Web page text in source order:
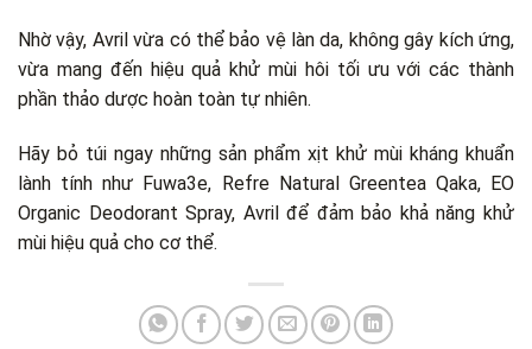
Nhờ vậy, Avril vừa có thể bảo vệ làn da, không gây kích ứng,
vừa mang đến hiệu quả khử mùi hôi tối ưu với các thành
phần thảo dược hoàn toàn tự nhiên.
Hãy bỏ túi ngay những sản phẩm xịt khử mùi kháng khuẩn
lành tính như Fuwa3e, Refre Natural Greentea Qaka, EO
Organic Deodorant Spray, Avril để đảm bảo khả năng khử
mùi hiệu quả cho cơ thể.